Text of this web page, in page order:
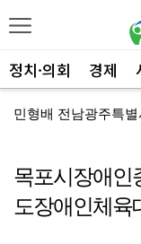
정치·의회 경제
목포시장애인
도장애인체육